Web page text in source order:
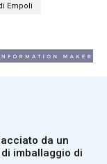
Empoli
da un
imballaggio di